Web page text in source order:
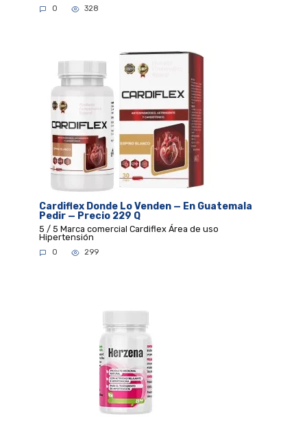
0 328
Cardiflex Donde Lo Venden — En Guatemala
Pedir — Precio 229 Q
5 / 5 Marca comercial Cardiflex Área de uso
Hipertensión
0 299